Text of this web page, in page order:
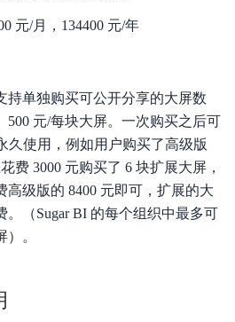
元/月，134400 元/年
持单独购买可公开分享的大屏数
500 元/每块大屏。一次购买之后可
久使用，例如用户购买了高级版
费 3000 元购买了 6 块扩展大屏，
高级版的 8400 元即可，扩展的大
。（Sugar BI 的每个组织中最多可
。